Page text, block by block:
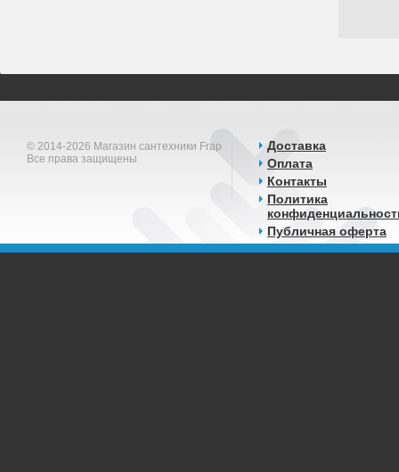
© 2014-2026 Магазин сантехники Frap
Все права защищены
Доставка
Оплата
Контакты
Политика
Публичная оферта